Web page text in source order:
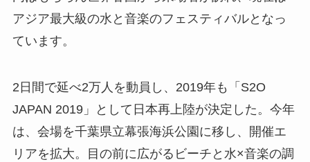
アジア最大級の水と音楽のフェスティバルとなっ
ています。
2日間で延べ2万人を動員し、2019年も「S2O
JAPAN 2019」として日本再上陸が決定した。今年
は、会場を千葉県立幕張海浜公園に移し、開催エ
リアを拡大。目の前に広がるビーチと水×音楽の調